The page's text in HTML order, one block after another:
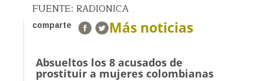
FUENTE: RADIONICA
comparte Más noticias
Absueltos los 8 acusados de
prostituir a mujeres colombianas